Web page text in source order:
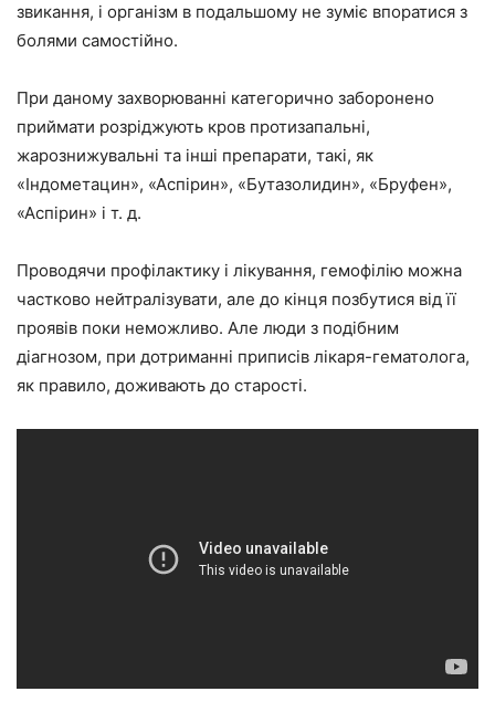
звикання, і організм в подальшому не зуміє впоратися з
болями самостійно.
При даному захворюванні категорично заборонено
приймати розріджують кров протизапальні,
жарознижувальні та інші препарати, такі, як
«Індометацин», «Аспірин», «Бутазолидин», «Бруфен»,
«Аспірин» і т. д.
Проводячи профілактику і лікування, гемофілію можна
частково нейтралізувати, але до кінця позбутися від її
проявів поки неможливо. Але люди з подібним
діагнозом, при дотриманні приписів лікаря-гематолога,
як правило, доживають до старості.